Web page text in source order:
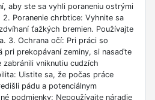
aby ste sa vyhli poraneniu ostrými
Poranenie chrbtice: Vyhnite sa
ťažkých bremien. Používajte
3. Ochrana očí: Pri práci so
pri prekopávaní zeminy, si nasaďte
vniknutiu cudzích
Uistite sa, že počas práce
pádu a potenciálnym
podmienky: Nepoužívajte náradie